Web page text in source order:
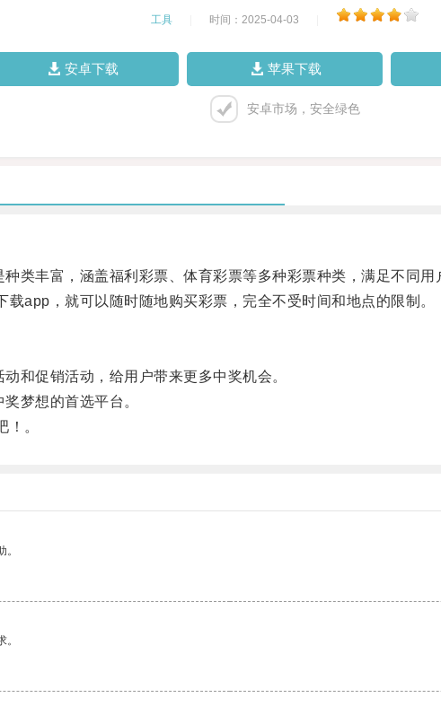
工具 时间：2025-04-03
安卓下载 苹果下载
安卓市场，安全绿色
丰富，涵盖福利彩票、体育彩票等多种彩票种类，满足不同用
app，就可以随时随地购买彩票，完全不受时间和地点的限制。
促销活动，给用户带来更多中奖机会。
梦想的首选平台。
。